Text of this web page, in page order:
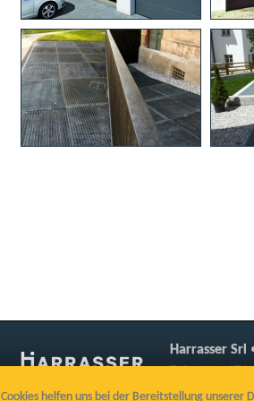
Harrasser Srl
P.IVA IT
Cookies helfen uns bei der Bereitstellung unserer